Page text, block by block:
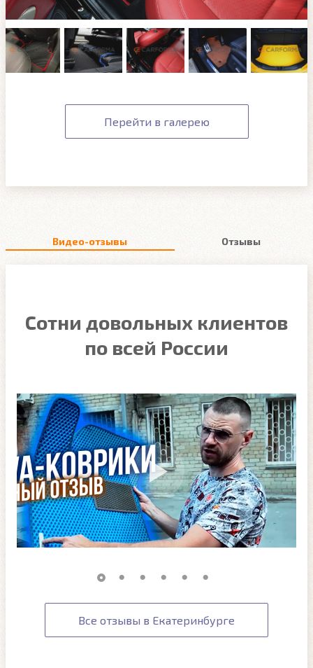
Перейти в галерею
Видео-отзывы Отзывы
Сотни довольных клиентов
по всей России
Все отзывы в Екатеринбурге